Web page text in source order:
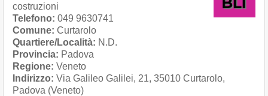
costruzioni
Telefono: 049 9630741
Comune: Curtarolo
Quartiere/Località: N.D.
Provincia: Padova
Regione: Veneto
Indirizzo: Via Galileo Galilei, 21, 35010 Curtarolo,
Padova (Veneto)